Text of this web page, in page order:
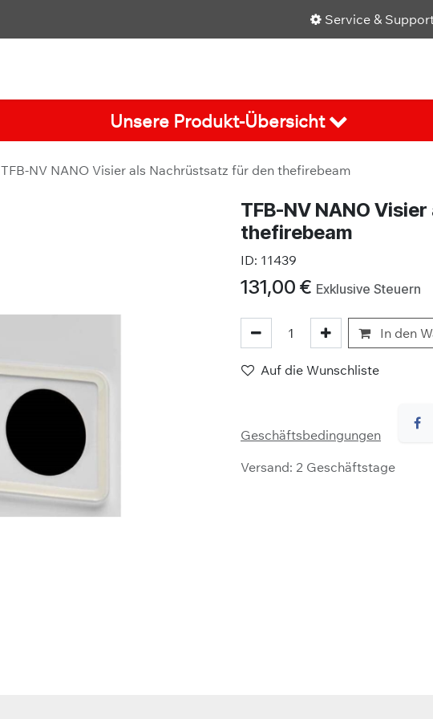
Service &
Unsere Produkt-Übersicht
TFB-NV NANO Visier als Nachrüstsatz für den thefirebeam
TFB-NV NANO
thefirebeam
ID: 11439
131,00 € Exklusive Steuern
In den
Auf die Wunschliste
Geschäftsbedingungen
Versand: 2 Geschäftstage